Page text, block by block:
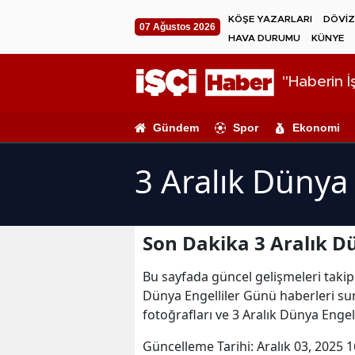
07 Ağustos 2026
KÖŞE YAZARLARI
HAVA DURUMU
KÜNYE
"Haberin
Gündem Spor Ekonomi
3 Aralık
Son Dakika 3 Aralık
Bu sayfada güncel gelişmeleri
Dünya Engelliler Günü haberleri
fotoğrafları ve 3 Aralık Dünya
Güncelleme Tarihi: Aralık 03, 2025